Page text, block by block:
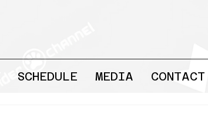
SCHEDULE MEDIA CONTACT